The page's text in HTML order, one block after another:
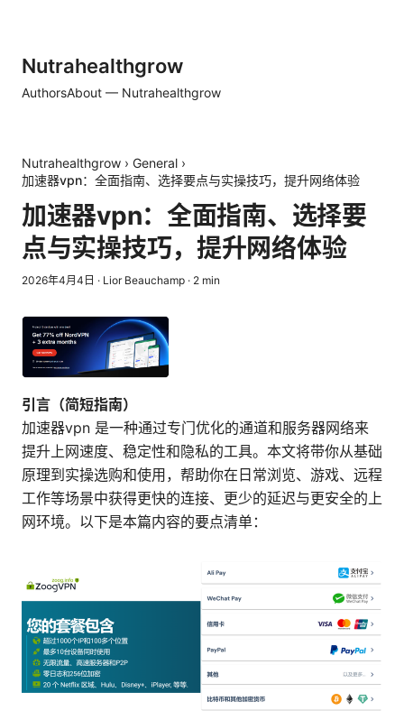
Nutrahealthgrow
AuthorsAbout — Nutrahealthgrow
Nutrahealthgrow › General ›
加速器vpn：全面指南、选择要点与实操技巧，提升网络体验
加速器vpn：全面指南、选择要
点与实操技巧，提升网络体验
2026年4月4日 · Lior Beauchamp · 2 min
引言（简短指南）
加速器vpn 是一种通过专门优化的通道和服务器网络来
提升上网速度、稳定性和隐私的工具。本文将带你从基础
原理到实操选购和使用，帮助你在日常浏览、游戏、远程
工作等场景中获得更快的连接、更少的延迟与更安全的上
网环境。以下是本篇内容的要点清单：